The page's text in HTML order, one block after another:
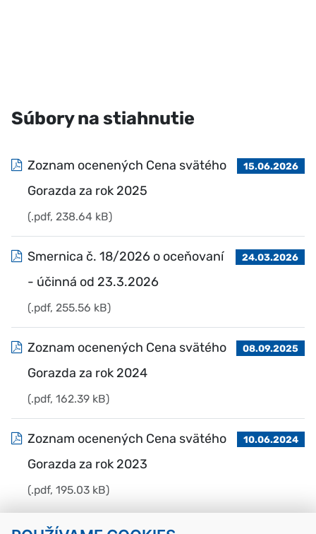
Súbory na stiahnutie
Zoznam ocenených Cena svätého
Gorazda za rok 2025
(.pdf, 238.64 kB)
15.06.2026
Smernica č. 18/2026 o oceňovaní
- účinná od 23.3.2026
(.pdf, 255.56 kB)
24.03.2026
Zoznam ocenených Cena svätého
Gorazda za rok 2024
(.pdf, 162.39 kB)
08.09.2025
Zoznam ocenených Cena svätého
Gorazda za rok 2023
(.pdf, 195.03 kB)
10.06.2024